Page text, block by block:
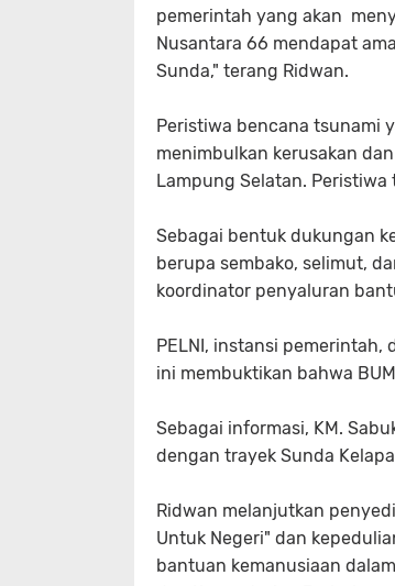
pemerintah yang akan
Nusantara 66 mendapat
Sunda," terang Ridwan.
Peristiwa bencana tsunami
menimbulkan kerusakan
Lampung Selatan.
Sebagai bentuk dukungan
berupa sembako, selimut,
koordinator penyaluran
PELNI, instansi
ini membuktikan bahwa
Sebagai informasi, KM.
dengan trayek Sunda
Ridwan melanjutkan
Untuk Negeri" dan
bantuan kemanusiaan